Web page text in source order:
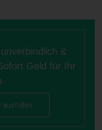
&
Geld für Ihr
ausfüllen